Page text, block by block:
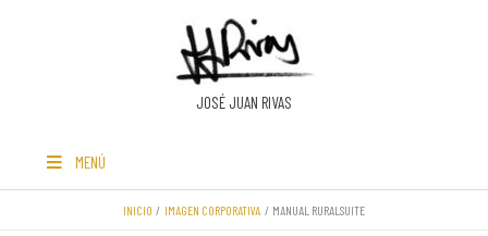
JOSÉ JUAN RIVAS
MENÚ
INICIO IMAGEN CORPORATIVA MANUAL RURALSUITE